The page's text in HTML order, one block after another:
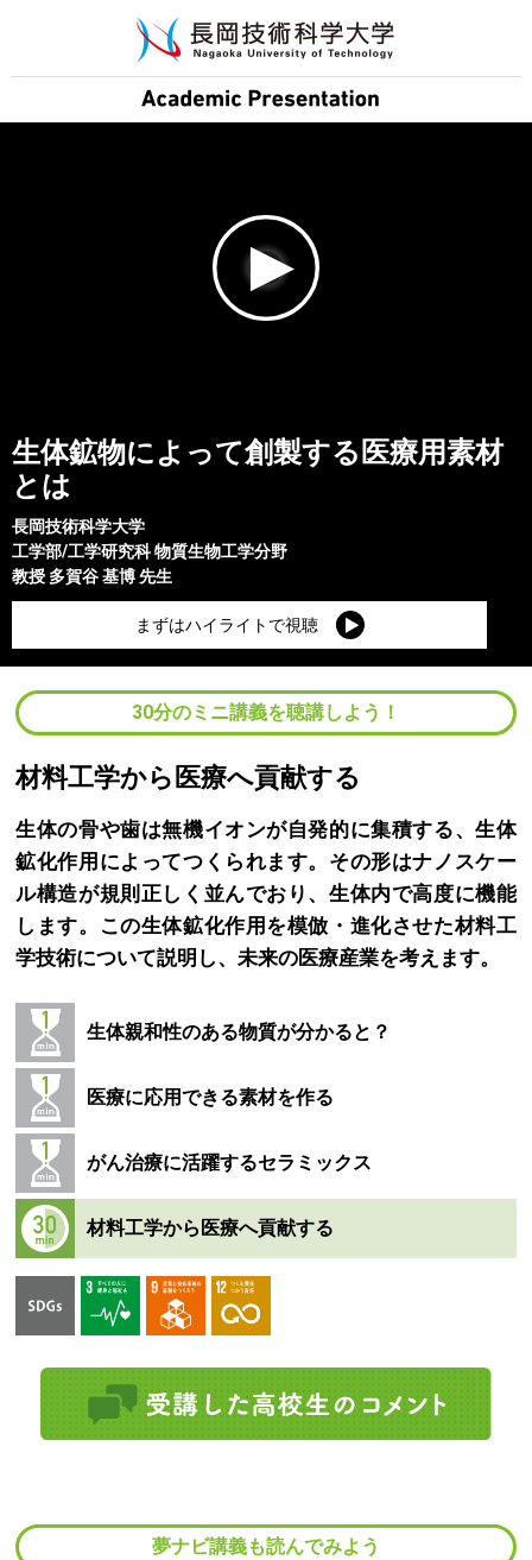
生体鉱物によって創製する医療用素材
とは
長岡技術科学大学
工学部/工学研究科物質生物工学分野
教授 多賀谷 基博先生
まずはハイライトで視聴
30分のミニ講義を聴講しよう！
材料工学から医療へ貢献する
生体の骨や歯は無機イオンが自発的に集積する、生体
鉱化作用によってつくられます。その形はナノスケー
ル構造が規則正しく並んでおり、生体内で高度に機能
します。この生体鉱化作用を模倣・進化させた材料工
学技術について説明し、未来の医療産業を考えます。
生体親和性のある物質が分かると？
医療に応用できる素材を作る
がん治療に活躍するセラミックス
材料工学から医療へ貢献する
夢ナビ講義も読んでみよう